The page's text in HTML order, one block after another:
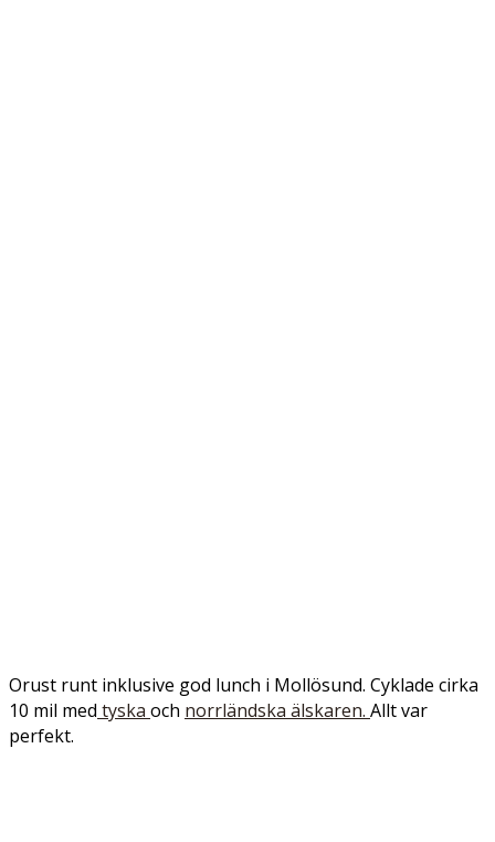
Orust runt inklusive god lunch i Mollösund. Cyklade cirka
10 mil med tyska och norrländska älskaren. Allt var
perfekt.